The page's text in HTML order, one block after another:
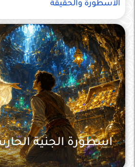
الأسطورة والحقيقة
اسطورة الجنية